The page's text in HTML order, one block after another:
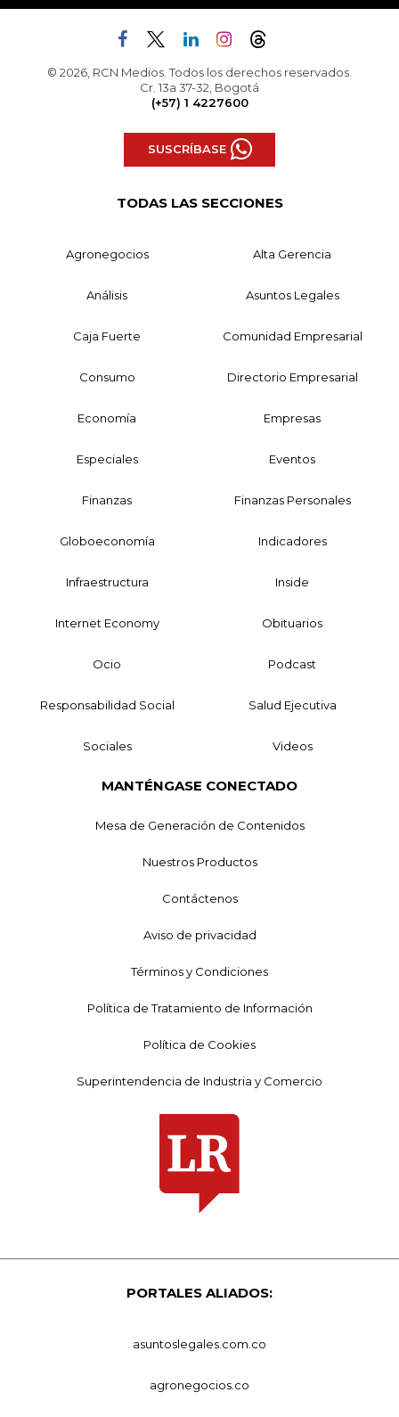
© 2026, RCN Medios. Todos los derechos reservados.
Cr. 13a 37-32, Bogotá
(+57) 1 4227600
SUSCRÍBASE
TODAS LAS SECCIONES
Agronegocios Alta Gerencia
Análisis Asuntos Legales
Caja Fuerte Comunidad Empresarial
Consumo Directorio Empresarial
Economía Empresas
Especiales Eventos
Finanzas Finanzas Personales
Globoeconomía Indicadores
Infraestructura Inside
Internet Economy Obituarios
Ocio Podcast
Responsabilidad Social Salud Ejecutiva
Sociales Videos
MANTÉNGASE CONECTADO
Mesa de Generación de Contenidos
Nuestros Productos
Contáctenos
Aviso de privacidad
Términos y Condiciones
Política de Tratamiento de Información
Política de Cookies
Superintendencia de Industria y Comercio
PORTALES ALIADOS:
asuntoslegales.com.co
agronegocios.co